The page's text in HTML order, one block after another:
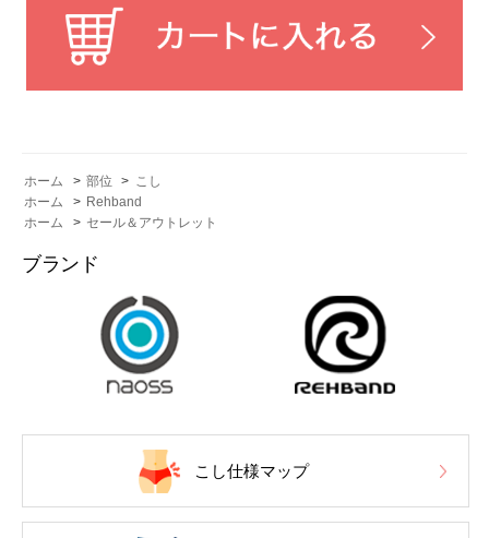
ホーム > 部位 > こし
ホーム
> Rehband
ホーム
> セール＆アウトレット
ブランド
こし仕様マップ